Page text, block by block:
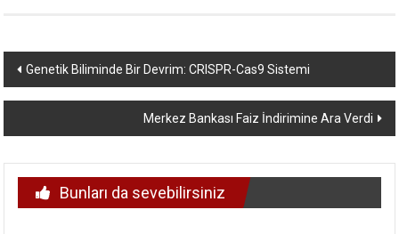
Yazı
dolaşımı
Genetik Biliminde Bir Devrim: CRISPR-Cas9 Sistemi
Merkez Bankası Faiz İndirimine Ara Verdi
Bunları da sevebilirsiniz